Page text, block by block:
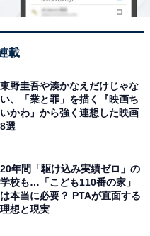
ーションが魅力
載
東野圭吾や湊かなえだけじゃな
い、「業と罪」を描く『映画ち
いかわ』から強く連想した映画
8選
20年間「駆け込み実績ゼロ」の
学校も…「こども110番の家」
は本当に必要？ PTAが直面する
理想と現実